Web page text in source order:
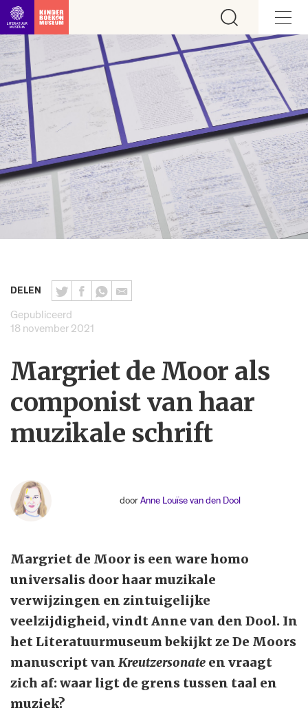
Ga direct naar inhoud
DELEN
Gepubliceerd
18 november 2021
Margriet de Moor als
componist van haar
muzikale schrift
doorAnne Louïse van den Dool
Margriet de Moor is een ware homo
universalis door haar muzikale
verwijzingen en zintuigelijke
veelzijdigheid, vindt Anne van den Dool. In
het Literatuurmuseum bekijkt ze De Moors
manuscript van Kreutzersonate en vraagt
zich af: waar ligt de grens tussen taal en
muziek?